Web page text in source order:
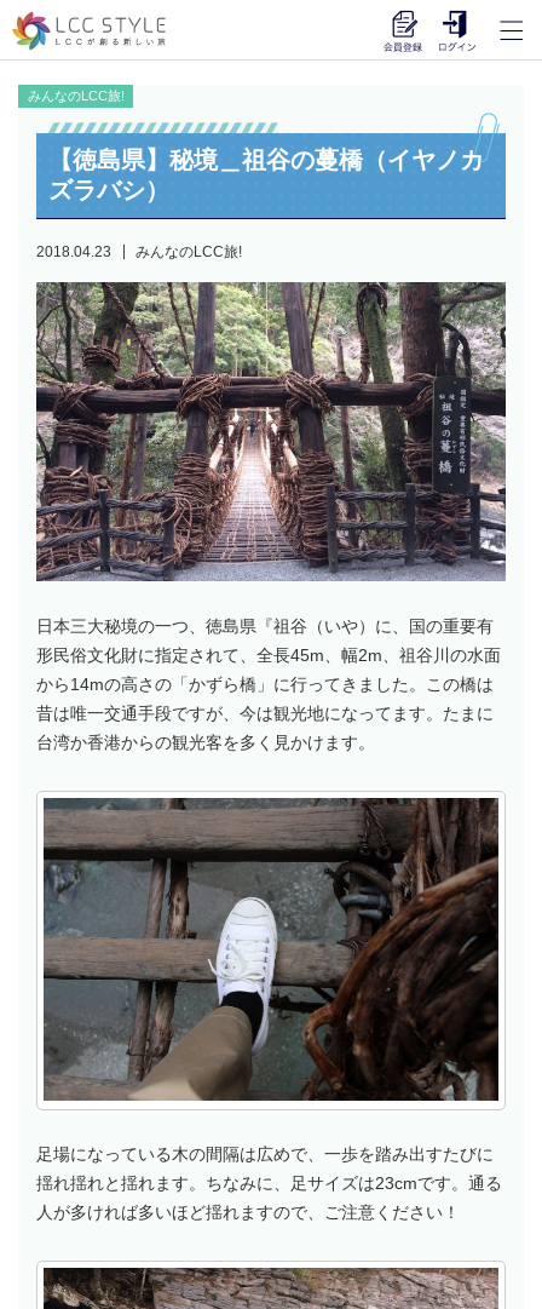
みんなのLCC旅!
【徳島県】秘境＿祖谷の蔓橋（イヤノカ
ズラバシ）
2018.04.23 みんなのLCC旅!
日本三大秘境の一つ、徳島県『祖谷（いや）に、国の重要有
形民俗文化財に指定されて、全長45m、幅2m、祖谷川の水面
から14mの高さの「かずら橋」に行ってきました。この橋は
昔は唯一交通手段ですが、今は観光地になってます。たまに
台湾か香港からの観光客を多く見かけます。
足場になっている木の間隔は広めで、一歩を踏み出すたびに
揺れ揺れと揺れます。ちなみに、足サイズは23cmです。通る
人が多ければ多いほど揺れますので、ご注意ください！